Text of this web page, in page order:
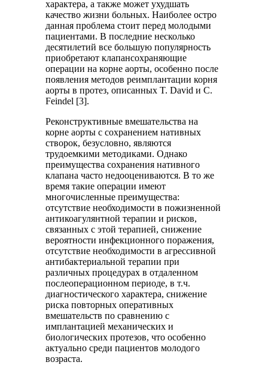
характера, а также может ухудшать
качество жизни больных. Наиболее остро
данная проблема стоит перед молодыми
пациентами. В последние несколько
десятилетий все большую популярность
приобретают клапансохраняющие
операции на корне аорты, особенно после
появления методов реимплантации корня
аорты в протез, описанных T. David и C.
Feindel [3].
Реконструктивные вмешательства на
корне аорты с сохранением нативных
створок, безусловно, являются
трудоемкими методиками. Однако
преимущества сохранения нативного
клапана часто недооцениваются. В то же
время такие операции имеют
многочисленные преимущества:
отсутствие необходимости в пожизненной
антикоагулянтной терапии и рисков,
связанных с этой терапией, снижение
вероятности инфекционного поражения,
отсутствие необходимости в агрессивной
антибактериальной терапии при
различных процедурах в отдаленном
послеоперационном периоде, в т.ч.
диагностического характера, снижение
риска повторных оперативных
вмешательств по сравнению с
имплантацией механических и
биологических протезов, что особенно
актуально среди пациентов молодого
возраста.